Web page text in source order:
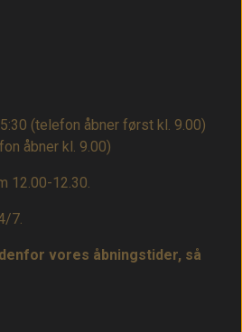
(telefon åbner først kl. 9.00)
åbner kl. 9.00)
12.00-12.30.
7.
vores åbningstider, så